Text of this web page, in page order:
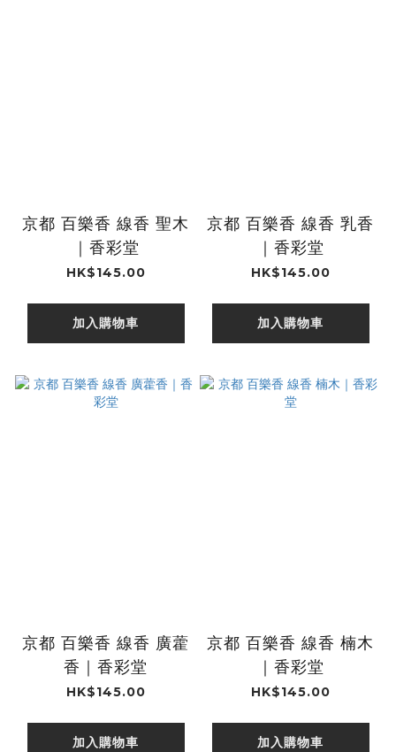
京都 百樂香 線香 聖木
｜香彩堂
HK$145.00
加入購物車
京都 百樂香 線香 乳香
｜香彩堂
HK$145.00
加入購物車
京都 百樂香 線香 廣藿
香｜香彩堂
HK$145.00
加入購物車
京都 百樂香 線香 楠木
｜香彩堂
HK$145.00
加入購物車